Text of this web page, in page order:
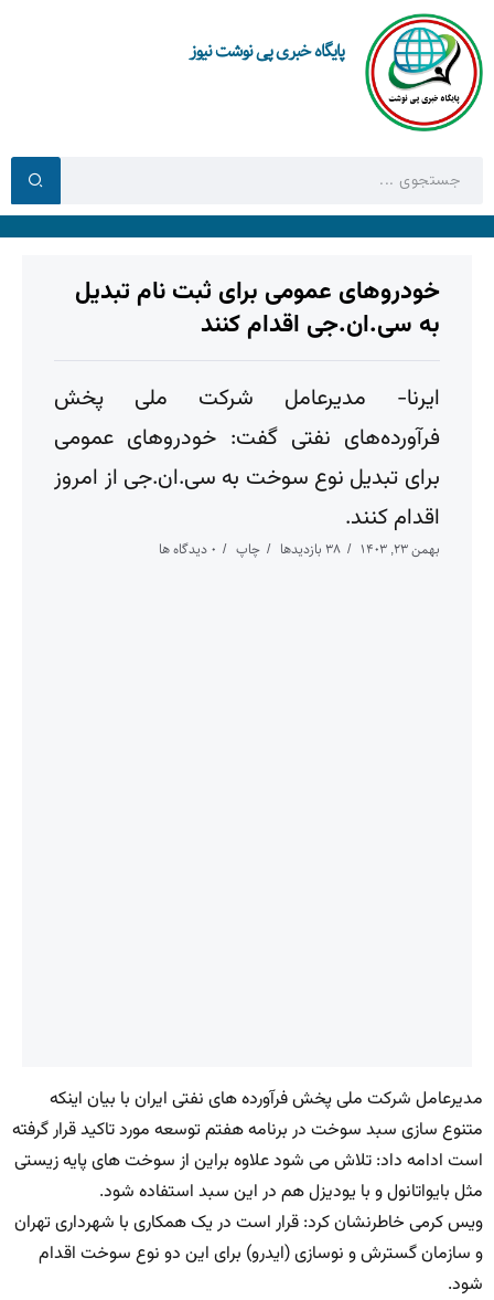
پایگاه خبری پی نوشت نیوز
خودروهای عمومی برای ثبت نام تبدیل
به سی.ان.جی اقدام کنند
ایرنا- مدیرعامل شرکت ملی پخش
فرآورده‌های نفتی گفت: خودروهای عمومی
برای تبدیل نوع سوخت به سی.ان.جی از امروز
اقدام کنند.
بهمن ۲۳, ۱۴۰۳ 38 بازدیدها چاپ 0 دیدگاه ها
مدیرعامل شرکت ملی پخش فرآورده های نفتی ایران با بیان اینکه
متنوع سازی سبد سوخت در برنامه هفتم توسعه مورد تاکید قرار گرفته
است ادامه داد: تلاش می شود علاوه براین از سوخت های پایه زیستی
مثل بایواتانول و با یودیزل هم در این سبد استفاده شود.
ویس کرمی خاطرنشان کرد: قرار است در یک همکاری با شهرداری تهران
و سازمان گسترش و نوسازی (ایدرو) برای این دو نوع سوخت اقدام
شود.